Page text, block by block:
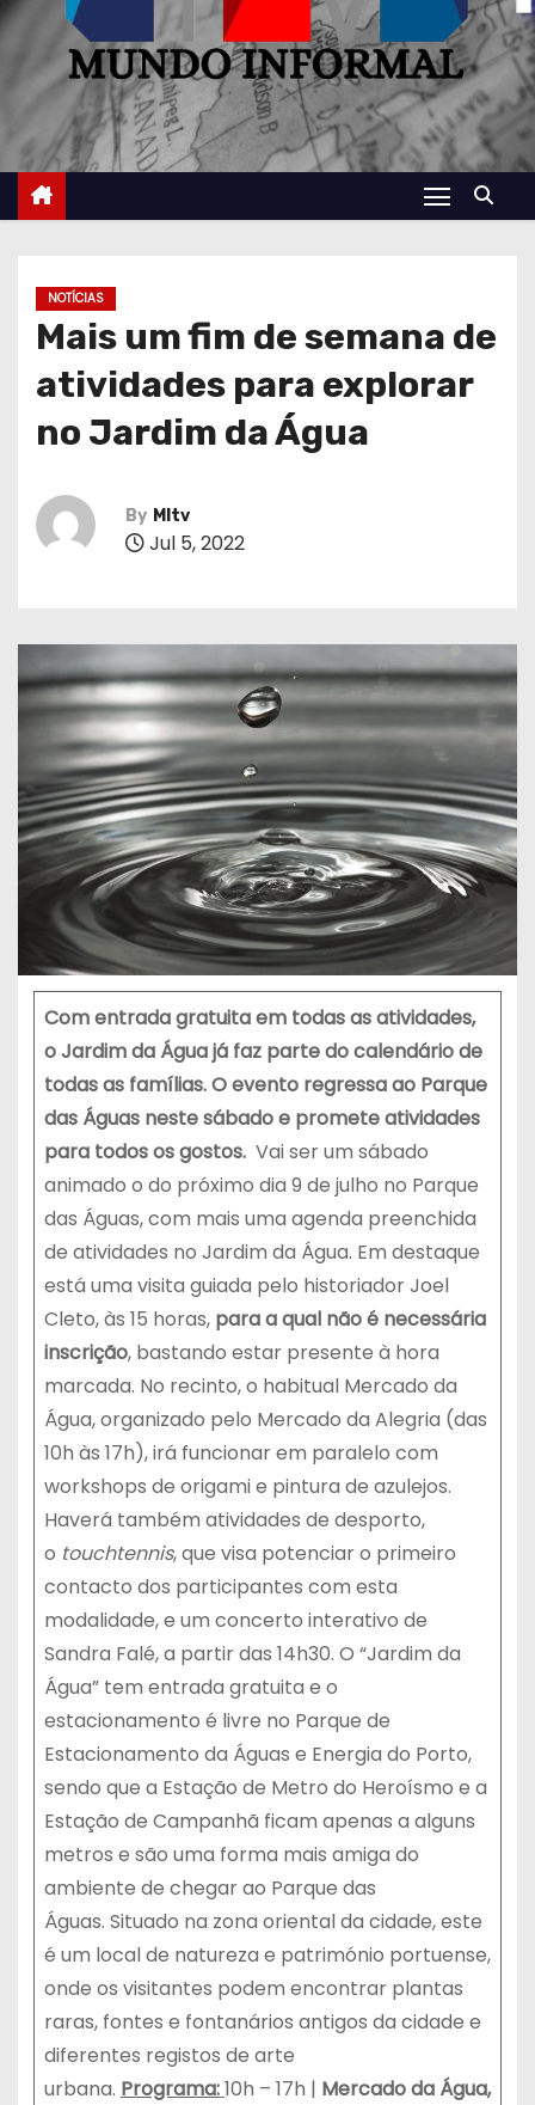
NOTÍCIAS
Mais um fim de semana de
atividades para explorar
no Jardim da Água
By MItv
Jul 5, 2022
Com entrada gratuita em todas as atividades,
o Jardim da Água já faz parte do calendário de
todas as famílias. O evento regressa ao Parque
das Águas neste sábado e promete atividades
para todos os gostos. Vai ser um sábado
animado o do próximo dia 9 de julho no Parque
das Águas, com mais uma agenda preenchida
de atividades no Jardim da Água. Em destaque
está uma visita guiada pelo historiador Joel
Cleto, às 15 horas, para a qual não é necessária
inscrição, bastando estar presente à hora
marcada. No recinto, o habitual Mercado da
Água, organizado pelo Mercado da Alegria (das
10h às 17h), irá funcionar em paralelo com
workshops de origami e pintura de azulejos.
Haverá também atividades de desporto,
o touchtennis, que visa potenciar o primeiro
contacto dos participantes com esta
modalidade, e um concerto interativo de
Sandra Falé, a partir das 14h30. O “Jardim da
Água” tem entrada gratuita e o
estacionamento é livre no Parque de
Estacionamento da Águas e Energia do Porto,
sendo que a Estação de Metro do Heroísmo e a
Estação de Campanhã ficam apenas a alguns
metros e são uma forma mais amiga do
ambiente de chegar ao Parque das
Águas. Situado na zona oriental da cidade, este
é um local de natureza e património portuense,
onde os visitantes podem encontrar plantas
raras, fontes e fontanários antigos da cidade e
diferentes registos de arte
urbana. Programa:10h – 17h | Mercado da Água,